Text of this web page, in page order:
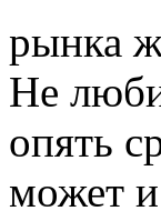
рынка
Не
опять
может и